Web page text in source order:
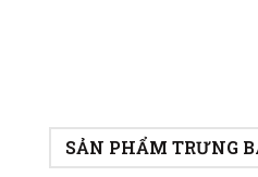
SẢN PHẨM TRƯNG